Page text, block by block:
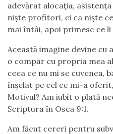
adevărat alocația,
niște profitori, ci ca niște
mai întâi, apoi primesc ce li
Această imagine devine
o compar cu propria mea
ceea ce nu mi se cuvenea,
înșelat pe cel ce mi-a
Motivul? Am iubit o plată
Scriptura în Osea 9:1.
Am făcut cereri pentru